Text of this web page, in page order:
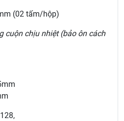
(02 tấm/hộp)
cuộn chịu nhiệt (bảo ôn cách